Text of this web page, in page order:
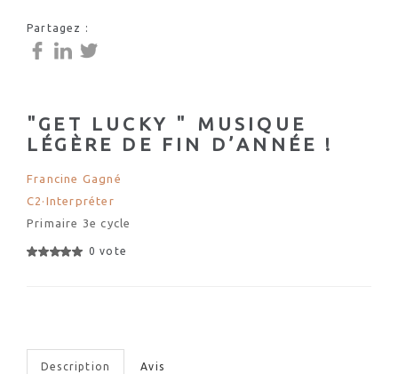
Partagez :
"GET LUCKY " MUSIQUE
LÉGÈRE DE FIN D’ANNÉE !
Francine Gagné
C2·Interpréter
Primaire 3e cycle
0 vote
Description Avis